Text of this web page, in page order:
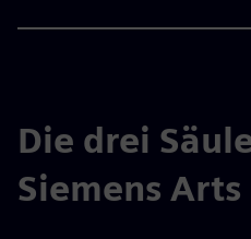
Die drei
Siemens